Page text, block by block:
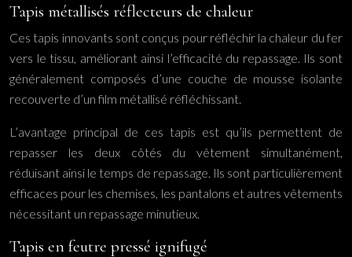
Tapis métallisés réflecteurs de chaleur
Ces tapis innovants sont conçus pour réfléchir la chaleur du fer
vers le tissu, améliorant ainsi l’efficacité du repassage. Ils sont
généralement composés d’une couche de mousse isolante
recouverte d’un film métallisé réfléchissant.
L’avantage principal de ces tapis est qu’ils permettent de
repasser les deux côtés du vêtement simultanément,
réduisant ainsi le temps de repassage. Ils sont particulièrement
efficaces pour les chemises, les pantalons et autres vêtements
nécessitant un repassage minutieux.
Tapis en feutre pressé ignifugé